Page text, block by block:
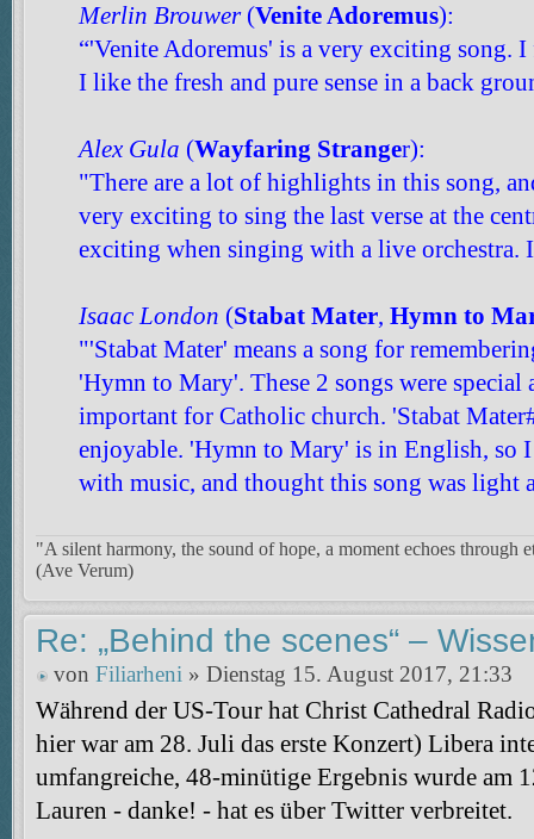
Merlin Brouwer(Venite Adoremus):
“'Venite Adoremus' is a very exciting song.
I like the fresh and pure sense in a back
Alex Gula (Wayfaring Stranger):
"There are a lot of highlights in this song,
very exciting to sing the last verse at the
exciting when singing with a live orchestra.
Isaac London (Stabat Mater, Hymn to
"'Stabat Mater' means a song for
'Hymn to Mary'. These 2 songs were
important for Catholic church. 'Stabat
enjoyable. 'Hymn to Mary' is in English, so
with music, and thought this song was light
"A silent harmony, the sound of hope, a moment echoes through
(Ave Verum)
Re: „Behind the scenes“ –
von Filiarheni » Dienstag 15. August 2017, 21:33
Während der US-Tour hat Christ Cathedral
hier war am 28. Juli das erste Konzert) Libera
umfangreiche, 48-minütige Ergebnis wurde am
Lauren - danke! - hat es über Twitter verbreitet.